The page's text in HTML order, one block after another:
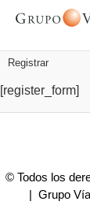
Registrar
[register_form]
© Todos los
| Grupo